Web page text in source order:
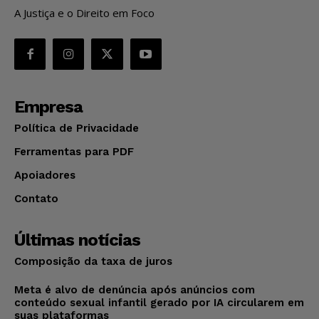
A Justiça e o Direito em Foco
Empresa
Política de Privacidade
Ferramentas para PDF
Apoiadores
Contato
Últimas notícias
Composição da taxa de juros
Meta é alvo de denúncia após anúncios com
conteúdo sexual infantil gerado por IA circularem em
suas plataformas